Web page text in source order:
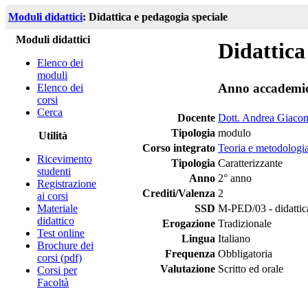
Moduli didattici: Didattica e pedagogia speciale
Moduli didattici
Elenco dei
moduli
Elenco dei
corsi
Cerca
Utilità
Ricevimento
studenti
Registrazione
ai corsi
Materiale
didattico
Test online
Brochure dei
corsi (pdf)
Corsi per
Facoltà
Didattica
Anno
Docente Dott. Andrea
Tipologia modulo
Corso integrato Teoria e
Tipologia Caratterizzante
Anno 2° anno
Crediti/Valenza 2
SSD M-PED/03 -
Erogazione Tradizionale
Lingua Italiano
Frequenza Obbligatoria
Valutazione Scritto ed orale